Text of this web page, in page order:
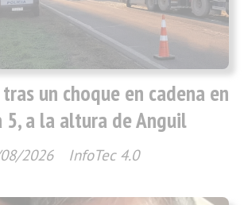
un choque en cadena en
5, a la altura de Anguil
InfoTec 4.0
2026